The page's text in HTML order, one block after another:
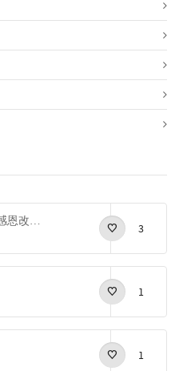
腾讯CEO马化腾感恩深圳感恩改革开放
3
1
1